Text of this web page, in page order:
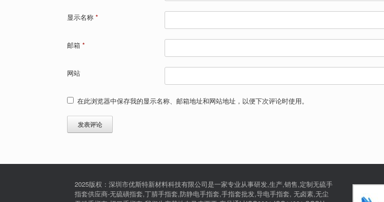
显示名称 *
邮箱 *
网站
在此浏览器中保存我的显示名称、邮箱地址和网站地址，以便下次评论时使用。
2025版权：深圳市优斯特新材料科技有限公司是一家专业从事研发,生产,销售,定制无硫手
指套供应商-无硫磺指套,丁腈手指套,防静电手指套,手指套批发,导电手指套, 无卤素,无尘